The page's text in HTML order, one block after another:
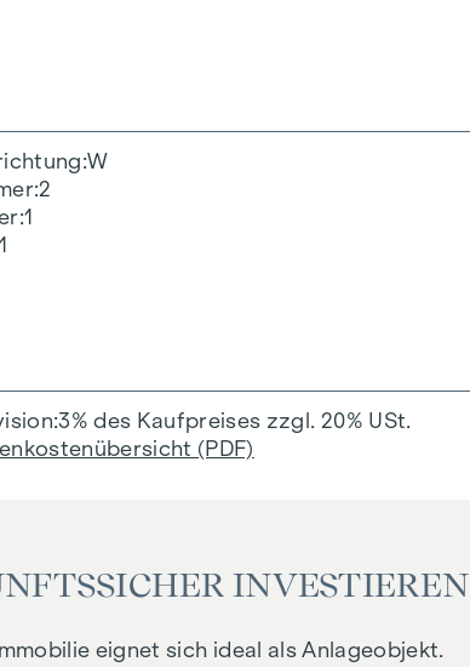
W
2
1
1
3% des Kaufpreises zzgl. 20% USt.
(PDF)
INVESTIEREN
eignet sich ideal als Anlageobjekt.